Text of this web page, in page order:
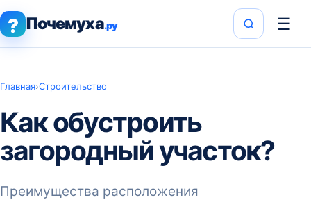
? Почемуха.ру ☰
Главная›Строительство
Как обустроить
загородный участок?
Преимущества расположения